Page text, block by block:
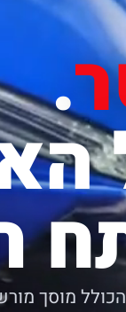
.
מוסך